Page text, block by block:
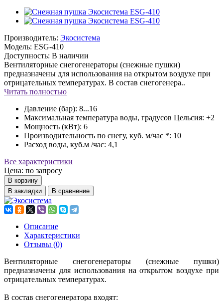
Производитель: Экосистема
Модель: ESG-410
Доступность: В наличии
Вентиляторные снегогенераторы (снежные пушки)
предназначены для использования на открытом воздухе при
отрицательных температурах. В состав снегогенера..
Читать полностью
Давление (бар): 8...16
Максимальная температура воды, градусов Цельсия: +2
Мощность (кВт): 6
Производительность по снегу, куб. м/час *: 10
Расход воды, куб.м /час: 4,1
Все характеристики
Цена: по запросу
В корзину
В закладки
В сравнение
Описание
Характеристики
Отзывы (0)
Вентиляторные снегогенераторы (снежные пушки)
предназначены для использования на открытом воздухе при
отрицательных температурах.
В состав снегогенератора входят: